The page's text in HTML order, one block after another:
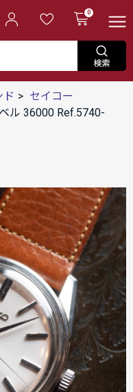
0
ド
セイコー
ル 36000 Ref.5740-